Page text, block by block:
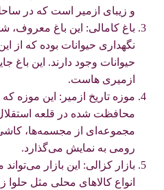
و زیبای ازمیر است که در
باغ کامالی: این باغ معروف،
نگهداری حیوانات بوده که از
حیوانات وجود دارند. این باغ
ازمیری هاست.
موزه تاریخ ازمیر: این موزه
محافظت شده در قلعه
مجموعه‌ای از مجسمه‌ها،
رومی به نمایش می‌گذارد.
بازار کزالی: این بازار
انواع کالاهای محلی مثل حلوا